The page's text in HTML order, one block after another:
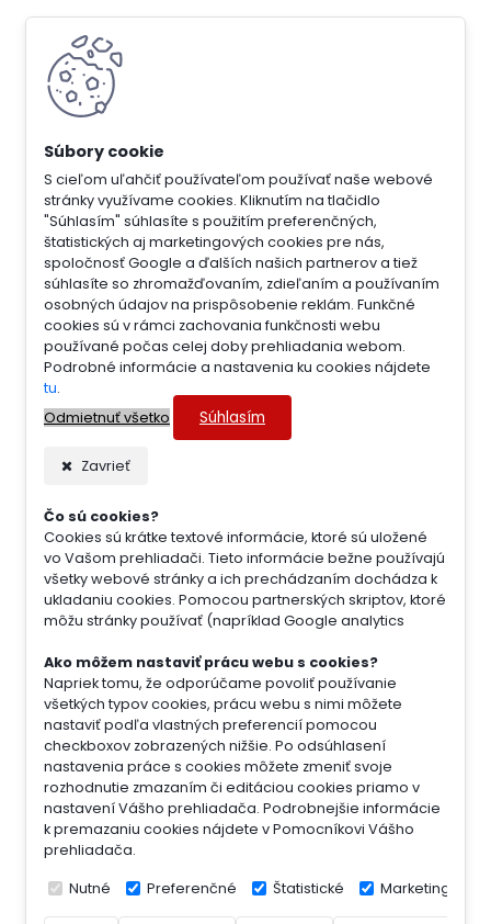
S cieľom uľahčiť používateľom používať naše webové
stránky využívame cookies. Kliknutím na tlačidlo
"Súhlasím" súhlasíte s použitím preferenčných,
štatistických aj marketingových cookies pre nás,
spoločnosť Google a ďalších našich partnerov a tiež
súhlasíte so zhromažďovaním, zdieľaním a používaním
osobných údajov na prispôsobenie reklám. Funkčné
cookies sú v rámci zachovania funkčnosti webu
používané počas celej doby prehliadania webom.
Podrobné informácie a nastavenia ku cookies nájdete
tu.
Odmietnuť všetko
Súhlasím
Zavrieť
Čo sú cookies?
Cookies sú krátke textové informácie, ktoré sú uložené
vo Vašom prehliadači. Tieto informácie bežne používajú
všetky webové stránky a ich prechádzaním dochádza k
ukladaniu cookies. Pomocou partnerských skriptov, ktoré
môžu stránky používať (napríklad Google analytics
Ako môžem nastaviť prácu webu s cookies?
Napriek tomu, že odporúčame povoliť používanie
všetkých typov cookies, prácu webu s nimi môžete
nastaviť podľa vlastných preferencií pomocou
checkboxov zobrazených nižšie. Po odsúhlasení
nastavenia práce s cookies môžete zmeniť svoje
rozhodnutie zmazaním či editáciou cookies priamo v
nastavení Vášho prehliadača. Podrobnejšie informácie
k premazaniu cookies nájdete v Pomocníkovi Vášho
prehliadača.
Nutné Preferenčné Štatistické Marketingové